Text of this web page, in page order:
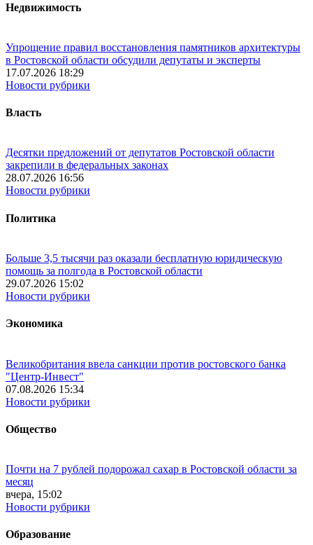
Недвижимость
Упрощение правил восстановления памятников архитектуры
в Ростовской области обсудили депутаты и эксперты
17.07.2026 18:29
Новости рубрики
Власть
Десятки предложений от депутатов Ростовской области
закрепили в федеральных законах
28.07.2026 16:56
Новости рубрики
Политика
Больше 3,5 тысячи раз оказали бесплатную юридическую
помощь за полгода в Ростовской области
29.07.2026 15:02
Новости рубрики
Экономика
Великобритания ввела санкции против ростовского банка
"Центр-Инвест"
07.08.2026 15:34
Новости рубрики
Общество
Почти на 7 рублей подорожал сахар в Ростовской области за
месяц
вчера, 15:02
Новости рубрики
Образование